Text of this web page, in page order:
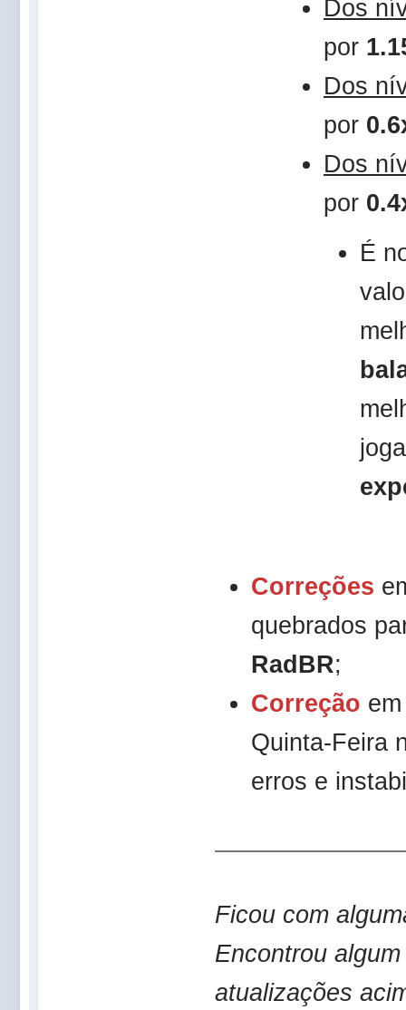
Dos
por
Dos
por
Dos
por
É
Correções
quebrados
RadBR;
Correção
Quinta-Feira
erros e
Ficou com
Encontrou
atualizações